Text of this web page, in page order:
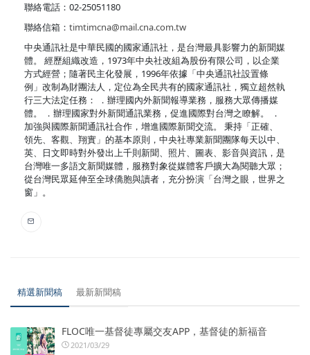
聯絡電話：02-25051180
聯絡信箱： timtimcna@mail.cna.com.tw
中央通訊社是中華民國的國家通訊社，是台灣最具影響力的新聞媒
體。 經歷組織改造，1973年中央社改組為股份有限公司，以企業
方式經營；隨著民主化發展，1996年依據「中央通訊社設置條
例」改制為財團法人，定位為全民共有的國家通訊社，獨立超然執
行三大法定任務： ．辦理國內外新聞報導業務，服務大眾傳播媒
體。 ．辦理國家對外新聞通訊業務，促進國際對台灣之瞭解。 ．
加強與國際新聞通訊社合作，增進國際新聞交流。 秉持「正確、
領先、客觀、翔實」的基本原則，中央社專業新聞團隊每天以中、
英、日文即時對外發出上千則新聞、照片、圖表、影音與資訊，是
台灣唯一多語文新聞媒體，服務對象從媒體客戶擴大為閱聽大眾；
從台灣民眾延伸至全球僑胞與讀者，充分扮演「台灣之眼，世界之
窗」。
精選新聞稿 最新新聞稿
FLOC唯一基督徒專屬交友APP，基督徒的新福音
2021/03/29